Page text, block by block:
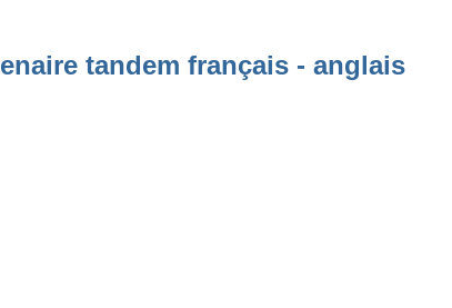
tandem français - anglais